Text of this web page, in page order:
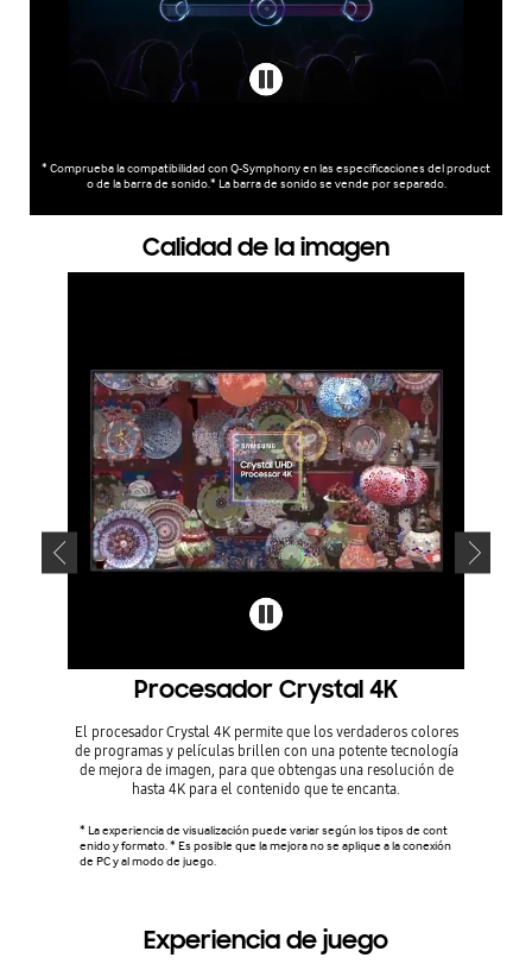
* Comprueba la compatibilidad con Q-Symphony en las especificaciones del product
o de la barra de sonido.* La barra de sonido se vende por separado.
Calidad de la imagen
Procesador Crystal 4K
El procesador Crystal 4K permite que los verdaderos colores
de programas y películas brillen con una potente tecnología
de mejora de imagen, para que obtengas una resolución de
hasta 4K para el contenido que te encanta.
* La experiencia de visualización puede variar según los tipos de cont
enido y formato. * Es posible que la mejora no se aplique a la conexión
de PC y al modo de juego.
Experiencia de juego